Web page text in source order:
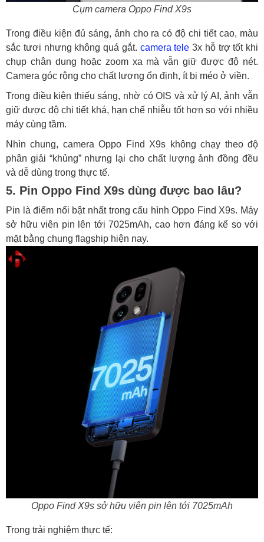
Cụm camera Oppo Find X9s
Trong điều kiện đủ sáng, ảnh cho ra có độ chi tiết cao, màu
sắc tươi nhưng không quá gắt. camera tele 3x hỗ trợ tốt khi
chụp chân dung hoặc zoom xa mà vẫn giữ được độ nét.
Camera góc rộng cho chất lượng ổn định, ít bị méo ở viền.
Trong điều kiện thiếu sáng, nhờ có OIS và xử lý AI, ảnh vẫn
giữ được độ chi tiết khá, hạn chế nhiễu tốt hơn so với nhiều
máy cùng tầm.
Nhìn chung, camera Oppo Find X9s không chạy theo độ
phân giải “khủng” nhưng lại cho chất lượng ảnh đồng đều
và dễ dùng trong thực tế.
5. Pin Oppo Find X9s dùng được bao lâu?
Pin là điểm nổi bật nhất trong cấu hình Oppo Find X9s. Máy
sở hữu viên pin lên tới 7025mAh, cao hơn đáng kể so với
mặt bằng chung flagship hiện nay.
Oppo Find X9s sở hữu viên pin lên tới 7025mAh
Trong trải nghiệm thực tế: